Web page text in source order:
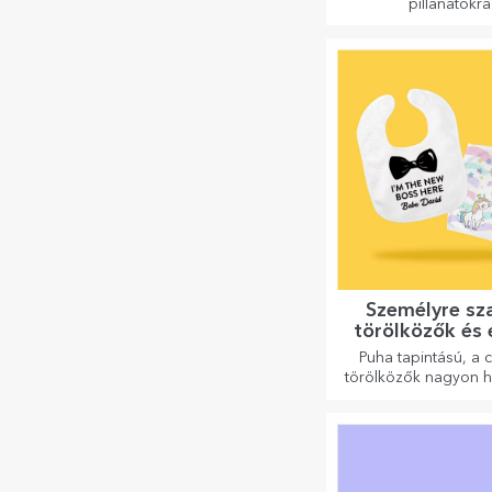
Személyre
törölközők és
Puha tapintású, a
törölközők nagyon